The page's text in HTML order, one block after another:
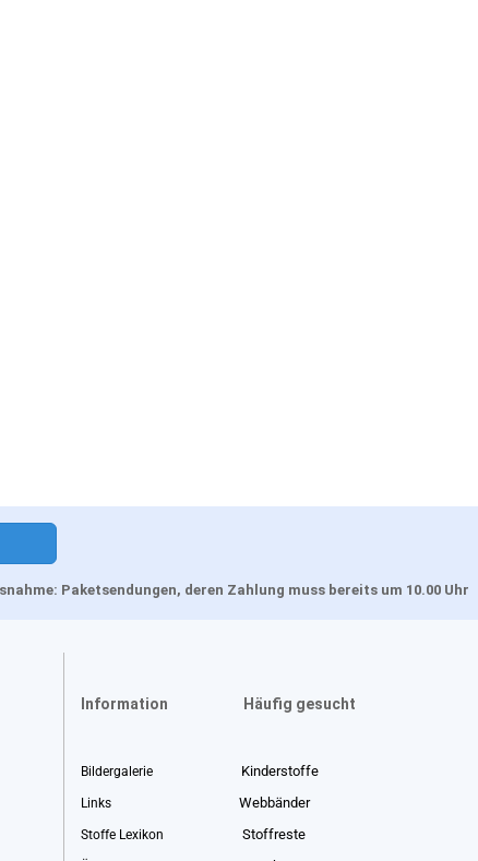
Paketsendungen, deren Zahlung muss bereits um 10.00 Uhr
Information Häufig gesucht
Bildergalerie Kinderstoffe
Links Webbänder
Stoffe Lexikon Stoffreste